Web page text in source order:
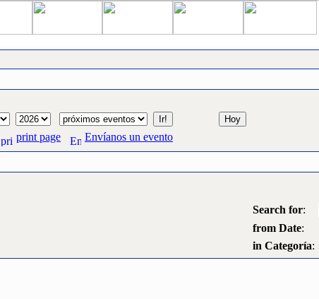
print page Envíanos un evento
Search for:
from Date:
in Categoría: